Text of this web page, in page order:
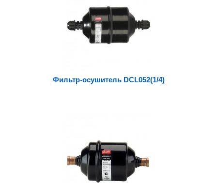
Фильтр-осушитель DCL052(1/4)